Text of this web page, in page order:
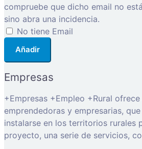
compruebe que dicho email no
sino abra una incidencia.
No tiene Email
Añadir
Empresas
+Empresas +Empleo +Rural
emprendedoras y empresarias,
instalarse en los territorios rurales
proyecto, una serie de servicios,